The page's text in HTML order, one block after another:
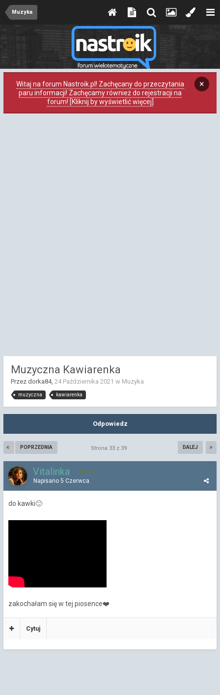
Muzyka
Witaj na forum Nastroik.pl! Zachęcany do przeczytania
paru informacji! Zachęcamy również do rejestracji na
forum! [Kliknij by wyświetlić więcej]
×
Muzyczna Kawiarenka
Przez dorka84, 24 Października 2021 w Muzyka
muzyczna kawiarenka
Odpowiedz
POPRZEDNIA DALEJ
Strona 33 z 39
Vitalinka 392
Napisano 5 Czerwca
do kawki🙂
zakochałam się w tej piosence❤️
Cytuj